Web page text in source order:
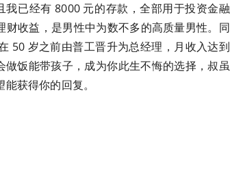
已经有 8000 元的存款，全部用于投资金融
收益，是男性中为数不多的高质量男性。同
50 岁之前由普工晋升为总经理，月收入达到
饭能带孩子，成为你此生不悔的选择，叔虽
获得你的回复。